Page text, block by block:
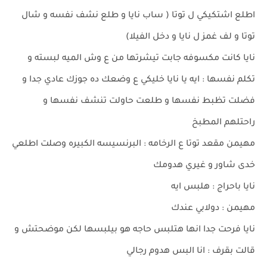
اطلع اشتكيكي ل توتا ( ساب نايا و طلع نشف نفسه و شال
توتا و لف غمز ل نايا و دخل الفيلا)
نايا كانت مكسوفه جابت تيشرتها من ع وش الميه لبسته و
تكلم نفسها : ايه يا نايا خليكي ع وضعك ده جوزك عادي جدا و
فضلت تظبط نفسها و طلعت حاولت تنشف نفسها و
راحتلهم المطبخ
مهيمن مقعد توتا ع الرخامه : البرنسيسه الكبيره وصلت اطلعي
خدى شاور و غيري هدومك
نايا باحراج : هلبس ايه
مهيمن : دولابي عندك
نايا فرحت جدا انها هتلبس حاجه هو بيلبسها لكن موضحتش و
قالت بقرف : انا البس هدوم رجالي